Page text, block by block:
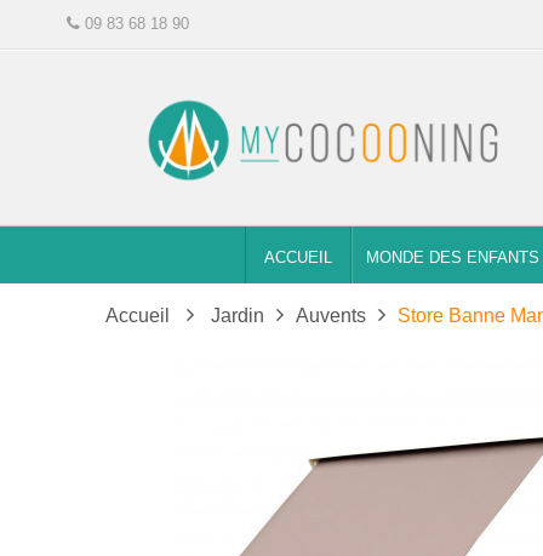
09 83 68 18 90
ACCUEIL MONDE DES ENFANTS
Accueil Jardin Auvents Store Banne